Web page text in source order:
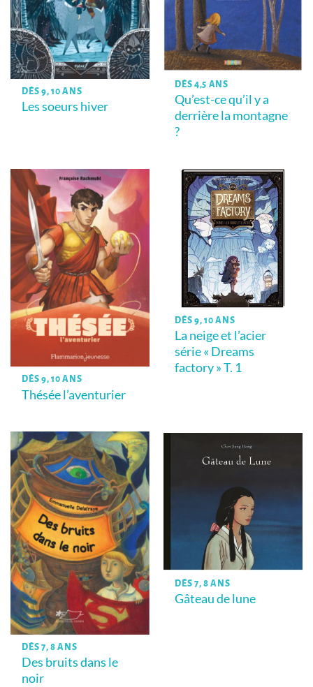
DÈS 9, 10 ANS
Les soeurs hiver
DÈS 4,5 ANS
Qu’est-ce qu’il y a
derrière la montagne
?
DÈS 9, 10 ANS
Thésée l’aventurier
DÈS 9, 10 ANS
La neige et l’acier
série « Dreams
factory » T. 1
DÈS 7, 8 ANS
Des bruits dans le
noir
DÈS 7, 8 ANS
Gâteau de lune